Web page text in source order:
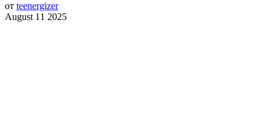
от teenergizer
August 11 2025